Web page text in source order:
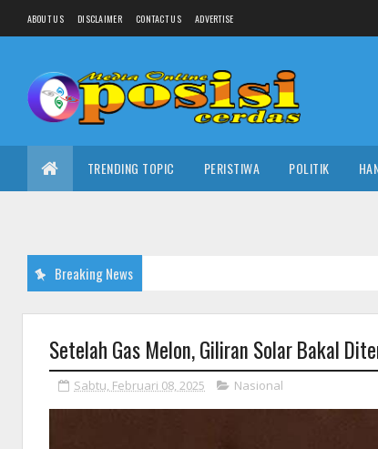
ABOUT US DISCLAIMER CONTACT US ADVERTISE
TRENDING TOPIC PERISTIWA POLITIK
Breaking News
Setelah Gas Melon, Giliran Solar Bakal
Sabtu, Februari 08, 2025 Nasional